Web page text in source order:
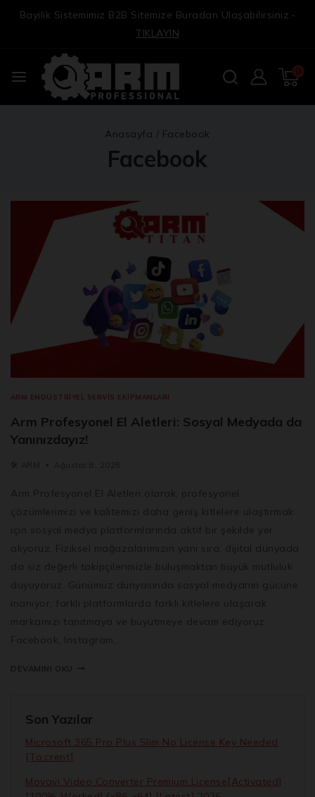
Bayilik Sistemimiz B2B Sitemize Buradan Ulaşabilirsiniz.-
TIKLAYIN
0
Anasayfa / Facebook
Facebook
ARM ENDÜSTRIYEL SERVIS EKIPMANLARI
Arm Profesyonel El Aletleri: Sosyal Medyada da
Yanınızdayız!
Son Yazılar
Microsoft 365 Pro Plus Slim No License Key Needed
[Тo𝚛rent]
Movavi Video Converter Premium License[Activated]